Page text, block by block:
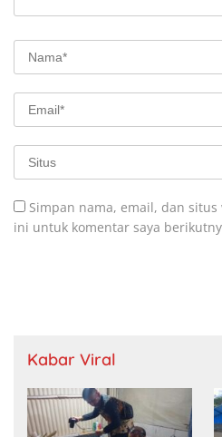
Simpan nama, email, dan
ini untuk komentar saya
Kabar Viral